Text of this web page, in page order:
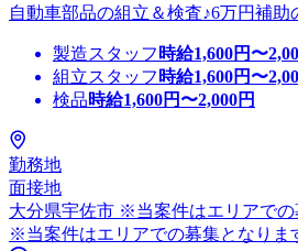
自動車部品の組立＆検査♪6万円補
製造スタッフ 時給1,600円〜
組立スタッフ 時給1,600円〜
検品時給1,600円〜2,000円
勤務地
面接地
大分県宇佐市 ※当案件はエリアでの
※当案件はエリアでの募集となりま